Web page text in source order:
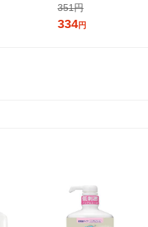
m) 1パック (28枚×2個) ユ
ニ・チャーム
351円
334円